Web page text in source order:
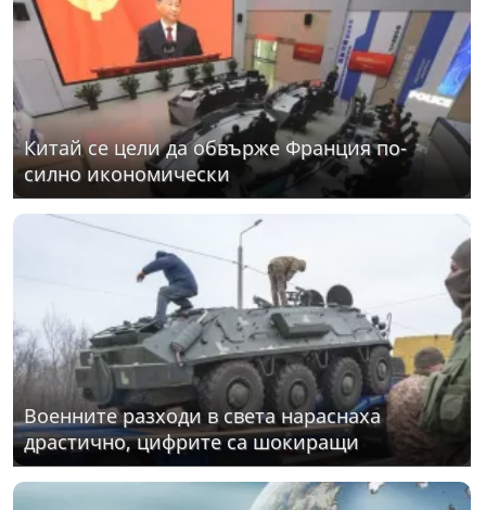
Китай се цели да обвърже Франция по-
силно икономически
Военните разходи в света нараснаха
драстично, цифрите са шокиращи